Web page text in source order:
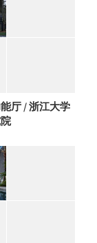
厅 / 浙江大学